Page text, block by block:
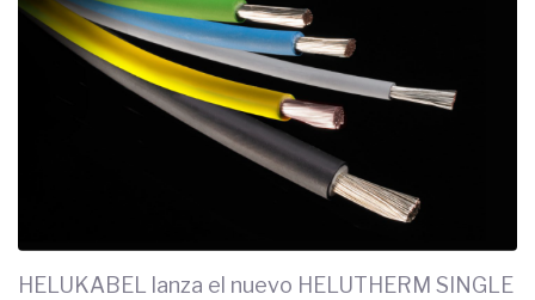
HELUKABEL lanza el nuevo HELUTHERM SINGLE